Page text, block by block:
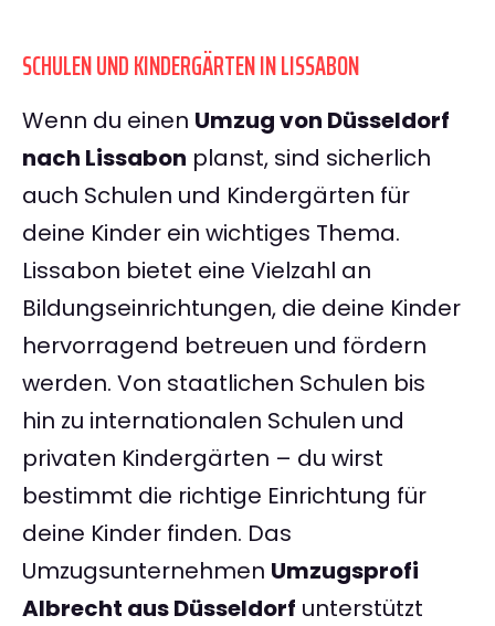
SCHULEN UND KINDERGÄRTEN IN LISSABON
Wenn du einen Umzug von Düsseldorf
nach Lissabon planst, sind sicherlich
auch Schulen und Kindergärten für
deine Kinder ein wichtiges Thema.
Lissabon bietet eine Vielzahl an
Bildungseinrichtungen, die deine Kinder
hervorragend betreuen und fördern
werden. Von staatlichen Schulen bis
hin zu internationalen Schulen und
privaten Kindergärten – du wirst
bestimmt die richtige Einrichtung für
deine Kinder finden. Das
Umzugsunternehmen Umzugsprofi
Albrecht aus Düsseldorf unterstützt